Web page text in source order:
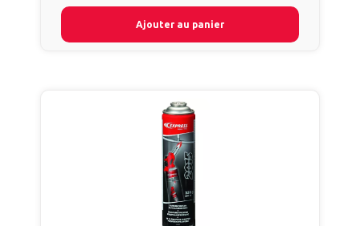
Ajouter au panier